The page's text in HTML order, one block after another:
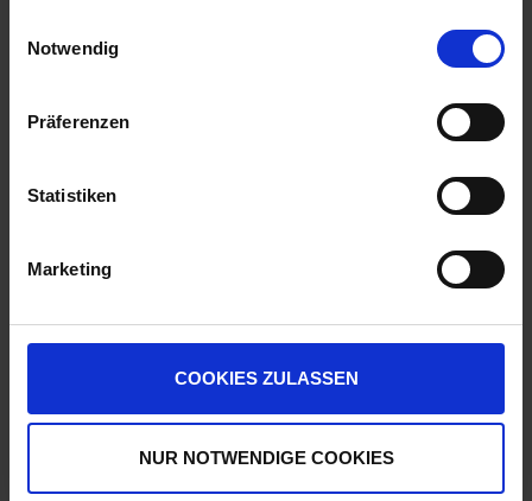
Notwendig
Präferenzen
Statistiken
Marketing
COOKIES ZULASSEN
NUR NOTWENDIGE COOKIES
ab Mittwoch, 12.
August 2026